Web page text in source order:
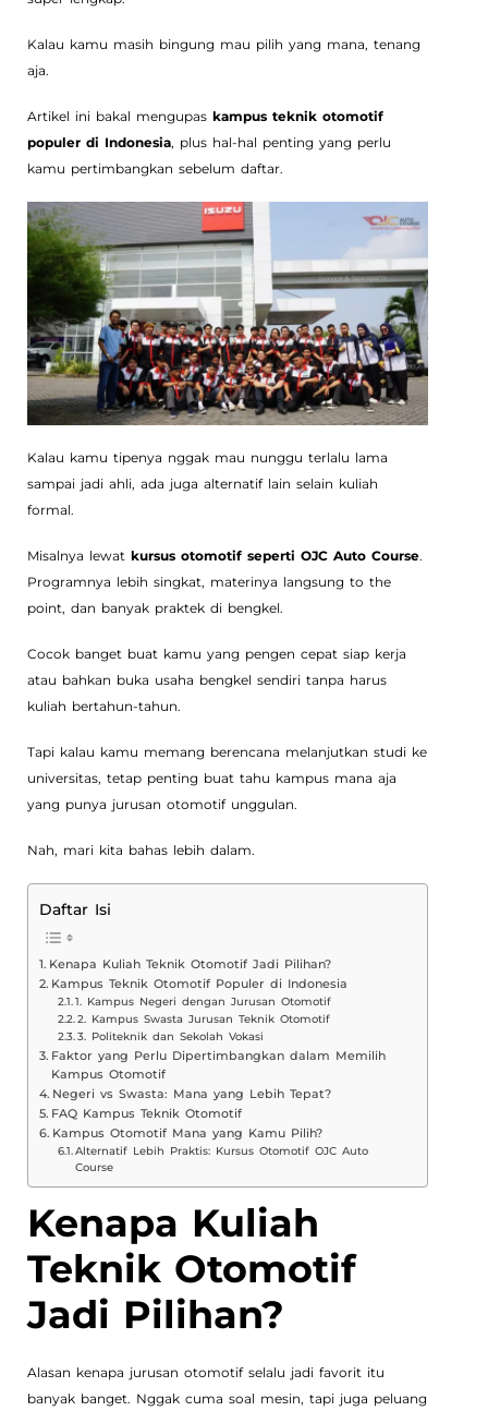
Kalau kamu masih bingung mau pilih yang mana, tenang
aja.
Artikel ini bakal mengupas kampus teknik otomotif
populer di Indonesia, plus hal-hal penting yang perlu
kamu pertimbangkan sebelum daftar.
Kalau kamu tipenya nggak mau nunggu terlalu lama
sampai jadi ahli, ada juga alternatif lain selain kuliah
formal.
Misalnya lewat kursus otomotif seperti OJC Auto Course.
Programnya lebih singkat, materinya langsung to the
point, dan banyak praktek di bengkel.
Cocok banget buat kamu yang pengen cepat siap kerja
atau bahkan buka usaha bengkel sendiri tanpa harus
kuliah bertahun-tahun.
Tapi kalau kamu memang berencana melanjutkan studi ke
universitas, tetap penting buat tahu kampus mana aja
yang punya jurusan otomotif unggulan.
Nah, mari kita bahas lebih dalam.
Daftar Isi
Kenapa Kuliah Teknik Otomotif Jadi Pilihan?
Kampus Teknik Otomotif Populer di Indonesia
1. Kampus Negeri dengan Jurusan Otomotif
2. Kampus Swasta Jurusan Teknik Otomotif
3. Politeknik dan Sekolah Vokasi
Faktor yang Perlu Dipertimbangkan dalam Memilih
Kampus Otomotif
Negeri vs Swasta: Mana yang Lebih Tepat?
FAQ Kampus Teknik Otomotif
Kampus Otomotif Mana yang Kamu Pilih?
Alternatif Lebih Praktis: Kursus Otomotif OJC Auto
Course
Kenapa Kuliah
Teknik Otomotif
Jadi Pilihan?
Alasan kenapa jurusan otomotif selalu jadi favorit itu
banyak banget. Nggak cuma soal mesin, tapi juga peluang